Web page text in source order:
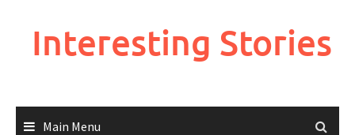
Interesting Stories
Main Menu